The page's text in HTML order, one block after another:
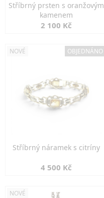
Stříbrný prsten s oranžovým
kamenem
2 100 Kč
NOVÉ OBJEDNÁNO
Stříbrný náramek s citríny
4 500 Kč
NOVÉ